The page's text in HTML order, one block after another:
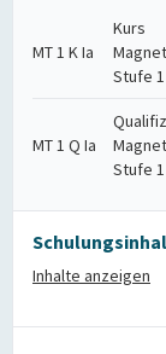
MT 1 K Ia
Kurs
Stufe 1
MT 1 Q Ia
Stufe 1
Inhalte anzeigen